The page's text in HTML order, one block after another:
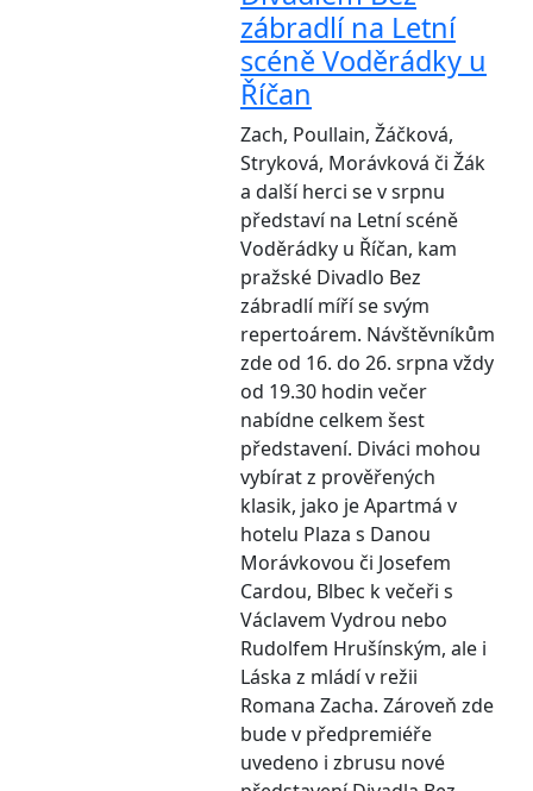
zábradlí na Letní
scéně Voděrádky u
Říčan
Zach, Poullain, Žáčková,
Stryková, Morávková či Žák
a další herci se v srpnu
představí na Letní scéně
Voděrádky u Říčan, kam
pražské Divadlo Bez
zábradlí míří se svým
repertoárem. Návštěvníkům
zde od 16. do 26. srpna vždy
od 19.30 hodin večer
nabídne celkem šest
představení. Diváci mohou
vybírat z prověřených
klasik, jako je Apartmá v
hotelu Plaza s Danou
Morávkovou či Josefem
Cardou, Blbec k večeři s
Václavem Vydrou nebo
Rudolfem Hrušínským, ale i
Láska z mládí v režii
Romana Zacha. Zároveň zde
bude v předpremiéře
uvedeno i zbrusu nové